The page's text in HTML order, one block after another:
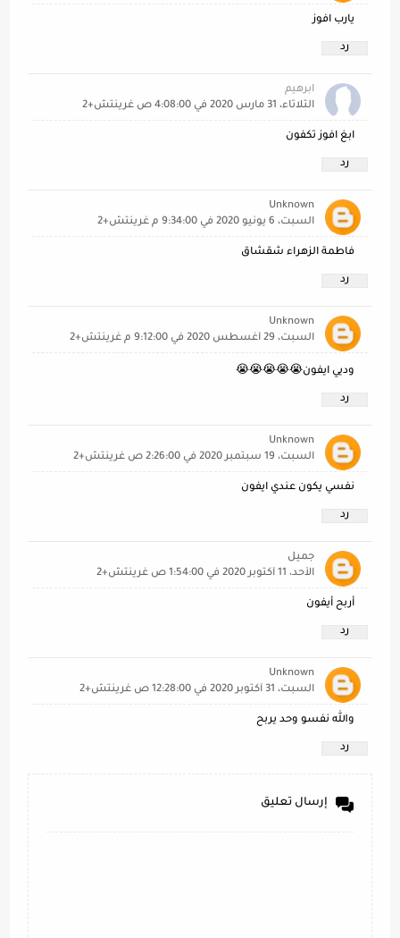
يارب افوز
رد
ابرهيم
الثلاثاء، 31 مارس 2020 في 4:08:00 ص غرينتش+2
ابغ افوز تكفون
رد
Unknown
السبت، 6 يونيو 2020 في 9:34:00 م غرينتش+2
فاطمة الزهراء شقشاق
رد
Unknown
السبت، 29 أغسطس 2020 في 9:12:00 م غرينتش+2
وديي ايفون😭😭😭😭😭
رد
Unknown
السبت، 19 سبتمبر 2020 في 2:26:00 ص غرينتش+2
نفسي يكون عندي ايفون
رد
جميل
الأحد، 11 أكتوبر 2020 في 1:54:00 ص غرينتش+2
أربح أيفون
رد
Unknown
السبت، 31 أكتوبر 2020 في 12:28:00 ص غرينتش+2
والله نفسو وحد يربح
رد
إرسال تعليق